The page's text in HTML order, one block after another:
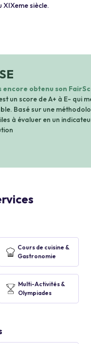
siècle.
encore obtenu son
un score de A+ à E- qui
Basé sur une
à évaluer en un
Cours de cuisine &
Gastronomie
Multi-Activités &
Olympiades